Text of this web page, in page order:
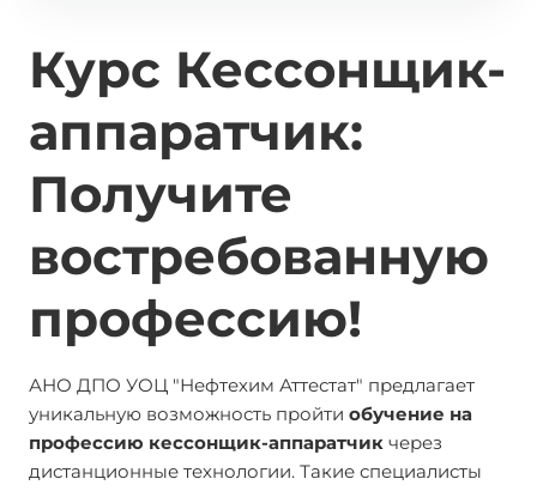
Курс Кессонщик-
аппаратчик:
Получите
востребованную
профессию!
АНО ДПО УОЦ "Нефтехим Аттестат" предлагает
уникальную возможность пройти обучение на
профессию кессонщик-аппаратчик через
дистанционные технологии. Такие специалисты